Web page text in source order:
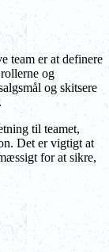
team er at definere
og
og skitsere
til teamet,
Det er vigtigt at
for at sikre,